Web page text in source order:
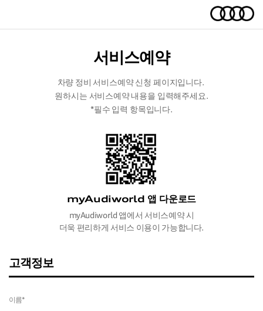
서비스예약
차량 정비 서비스예약 신청 페이지입니다.
원하시는 서비스예약 내용을 입력해주세요.
*필수 입력 항목입니다.
myAudiworld 앱 다운로드
myAudiworld 앱에서 서비스예약 시
더욱 편리하게 서비스 이용이 가능합니다.
고객정보
이름*